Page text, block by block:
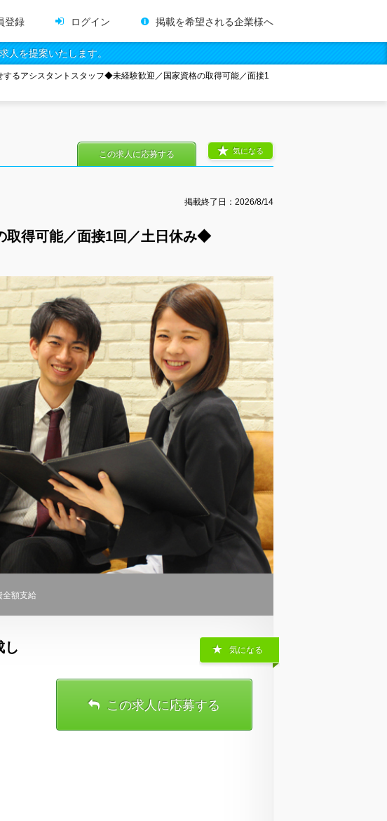
登録 ログイン 掲載を希望される企業様へ
人を提案いたします。
するアシスタントスタッフ◆未経験歓迎／国家資格の取得可能／面接1
掲載終了日： 2026/8/14
取得可能／面接1回／土日休み◆
気になる
この求人に応募する
全額支給
し
気になる
この求人に応募する